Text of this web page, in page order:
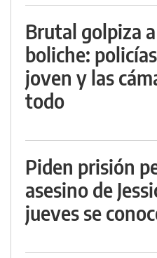
Brutal golpiza
boliche:
joven y las
todo
Piden prisión
asesino de
jueves se